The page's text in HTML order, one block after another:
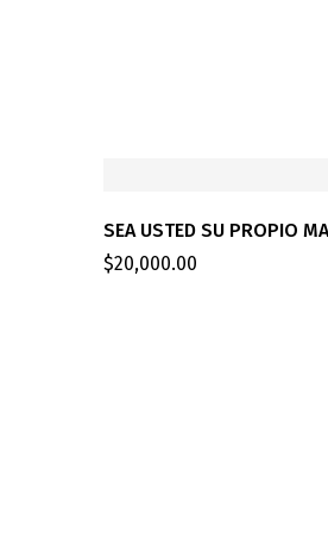
SEA USTED SU PROPIO
$20,000.00